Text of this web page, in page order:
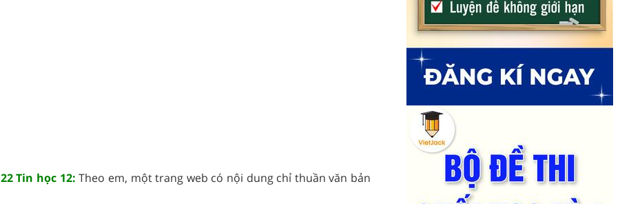
Tin học 12:Theo em, một trang web có nội dung chỉ thuần văn bản